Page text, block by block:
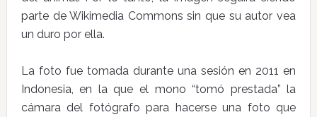
parte de Wikimedia Commons sin que su autor vea
un duro por ella.
La foto fue tomada durante una sesión en 2011 en
Indonesia, en la que el mono “tomó prestada” la
cámara del fotógrafo para hacerse una foto que